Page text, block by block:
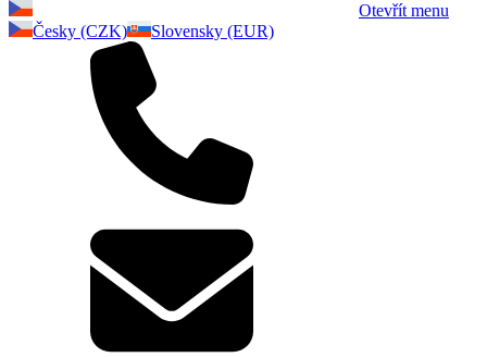
Otevřít menu
Česky (CZK)
Slovensky (EUR)